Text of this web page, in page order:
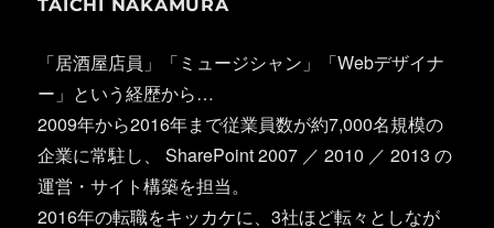
TAICHI NAKAMURA
「居酒屋店員」「ミュージシャン」「Webデザイナ
ー」という経歴から…
2009年から2016年まで従業員数が約7,000名規模の
企業に常駐し、 SharePoint 2007 ／ 2010 ／ 2013 の
運営・サイト構築を担当。
2016年の転職をキッカケに、3社ほど転々としなが